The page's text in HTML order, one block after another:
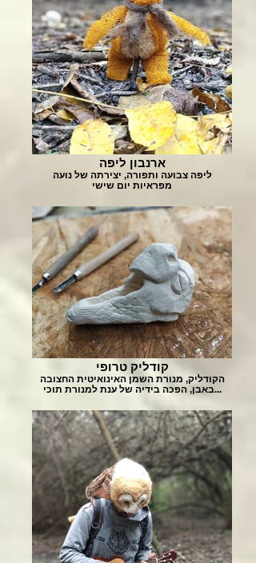
ארנבון ליפה
ליפה צבועה ותפורה, יצירתה של נועה
מפראיות יום שישי
קודליק טרופי
הקודליק, מנורת השמן האינואיטית החצובה
באבן, הפכה בידיה של ענת למנורת תוכי...